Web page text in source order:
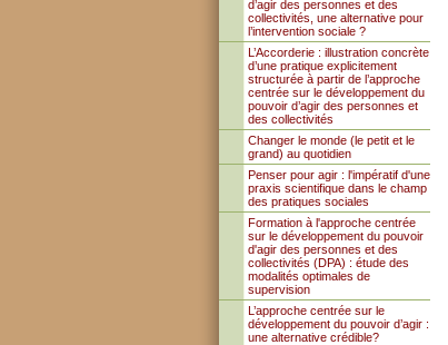
d’agir des personnes et des
collectivités, une alternative pour
l’intervention sociale ?
L’Accorderie : illustration concrète
d’une pratique explicitement
structurée à partir de l’approche
centrée sur le développement du
pouvoir d’agir des personnes et
des collectivités
Changer le monde (le petit et le
grand) au quotidien
Penser pour agir : l'impératif d'une
praxis scientifique dans le champ
des pratiques sociales
Formation à l'approche centrée
sur le développement du pouvoir
d'agir des personnes et des
collectivités (DPA) : étude des
modalités optimales de
supervision
L’approche centrée sur le
développement du pouvoir d’agir :
une alternative crédible?